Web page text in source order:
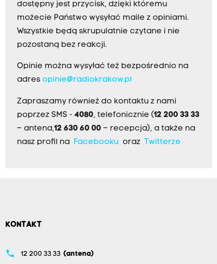
dostępny jest przycisk, dzięki któremu
możecie Państwo wysyłać maile z opiniami.
Wszystkie będą skrupulatnie czytane i nie
pozostaną bez reakcji.
Opinie można wysyłać też bezpośrednio na
adres opinie@radiokrakow.pl
Zapraszamy również do kontaktu z nami
poprzez SMS - 4080, telefonicznie (12 200 33 33
– antena,12 630 60 00 – recepcja), a także na
nasz profil na
Facebookuoraz Twitterze
KONTAKT
phone 12 200 33 33 (antena)